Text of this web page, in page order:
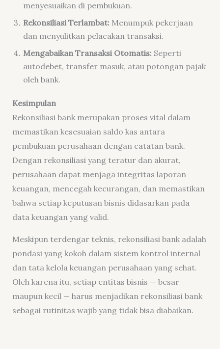
menyesuaikan di pembukuan.
Rekonsiliasi Terlambat: Menumpuk pekerjaan
dan menyulitkan pelacakan transaksi.
Mengabaikan Transaksi Otomatis: Seperti
autodebet, transfer masuk, atau potongan pajak
oleh bank.
Kesimpulan
Rekonsiliasi bank merupakan proses vital dalam
memastikan kesesuaian saldo kas antara
pembukuan perusahaan dengan catatan bank.
Dengan rekonsiliasi yang teratur dan akurat,
perusahaan dapat menjaga integritas laporan
keuangan, mencegah kecurangan, dan memastikan
bahwa setiap keputusan bisnis didasarkan pada
data keuangan yang valid.
Meskipun terdengar teknis, rekonsiliasi bank adalah
pondasi yang kokoh dalam sistem kontrol internal
dan tata kelola keuangan perusahaan yang sehat.
Oleh karena itu, setiap entitas bisnis — besar
maupun kecil — harus menjadikan rekonsiliasi bank
sebagai rutinitas wajib yang tidak bisa diabaikan.